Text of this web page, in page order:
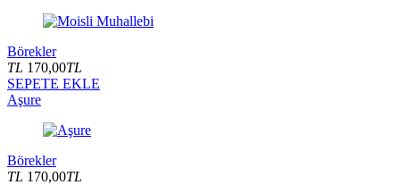
Börekler
TL 170,00TL
SEPETE EKLE
Aşure
Börekler
TL 170,00TL